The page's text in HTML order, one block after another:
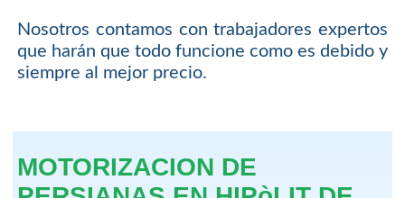
Nosotros contamos con trabajadores expertos
que harán que todo funcione como es debido y
siempre al mejor precio.
MOTORIZACION DE